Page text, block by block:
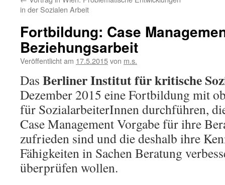
in der Sozialen Arbeit
Fortbildung: Case
Beziehungsarbeit
Veröffentlicht am 17.5.2015von m.s.
Das Berliner Institut für kritische
Dezember 2015 eine Fortbildung mit
für SozialarbeiterInnen durchführen,
Case Management Vorgabe für ihre
zufrieden sind und die deshalb ihre
Fähigkeiten in Sachen Beratung
überprüfen wollen.